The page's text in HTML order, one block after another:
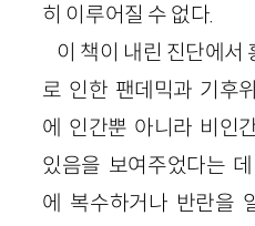
히 이루어질 수 없다.
이 책이 내린 진단에서
로 인한 팬데믹과 기후
에 인간뿐 아니라 비인
있음을 보여주었다는
에 복수하거나 반란을